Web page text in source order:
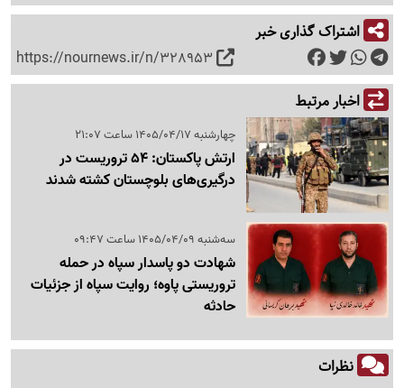
اشتراک گذاری خبر
https://nournews.ir/n/328953
اخبار مرتبط
چهارشنبه 1405/04/17 ساعت 21:07
ارتش پاکستان: 54 تروریست در
درگیری‌های بلوچستان کشته شدند
سه‌شنبه 1405/04/09 ساعت 09:47
شهادت دو پاسدار سپاه در حمله
تروریستی پاوه؛ روایت سپاه از جزئیات
حادثه
نظرات